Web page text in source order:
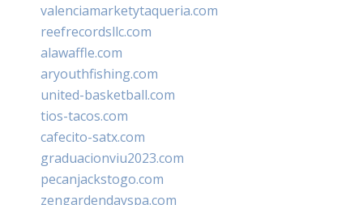
valenciamarketytaqueria.com
reefrecordsllc.com
alawaffle.com
aryouthfishing.com
united-basketball.com
tios-tacos.com
cafecito-satx.com
graduacionviu2023.com
pecanjackstogo.com
zengardendayspa.com